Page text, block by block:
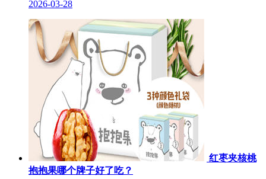
2026-03-28
红枣夹核桃
抱抱果哪个牌子好了吃？